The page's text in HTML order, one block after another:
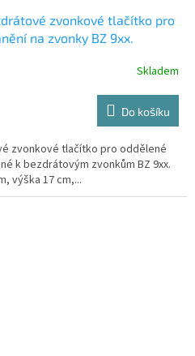
zvonkové tlačítko pro
na zvonky BZ 9xx.
Skladem
Do košíku
zvonkové tlačítko pro oddělené
k bezdrátovým zvonkům BZ 9xx.
výška 17 cm,...